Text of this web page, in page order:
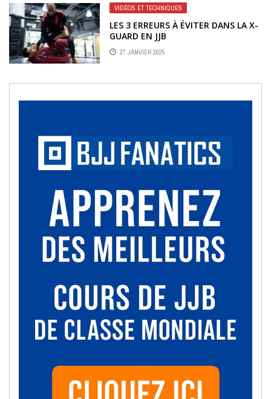
VIDÉOS ET TECHNIQUES
LES 3 ERREURS À ÉVITER DANS LA X-
GUARD EN JJB
27 JANVIER 2025